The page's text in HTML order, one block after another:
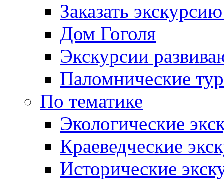
Заказать
Дом Гоголя
Экскурсии
Паломнические
По тематике
Экологические
Краеведческие
Исторические